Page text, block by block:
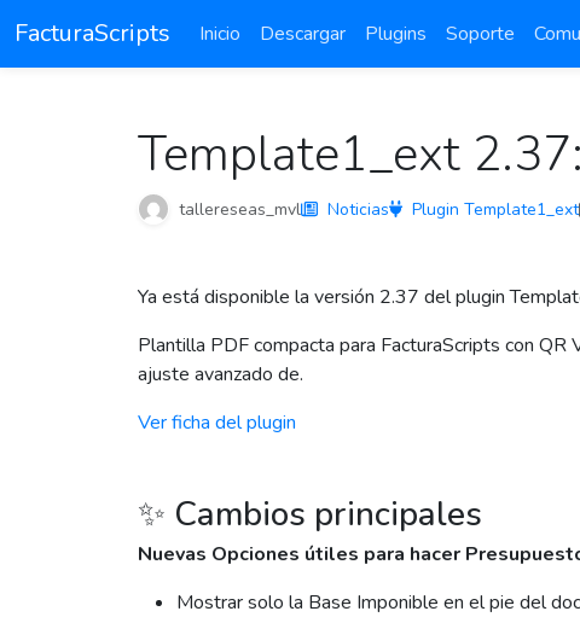
FacturaScripts Inicio Descargar Plugins Soporte
Template1_ext
tallereseas_mvl Noticias Plugin Template1_ext
Ya está disponible la versión 2.37 del plugin
Plantilla PDF compacta para FacturaScripts con
ajuste avanzado de.
Ver ficha del plugin
✨ Cambios principales
Nuevas Opciones útiles para hacer
Mostrar solo la Base Imponible en el pie del